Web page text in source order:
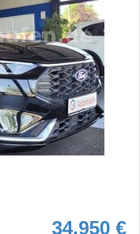
34.950 €